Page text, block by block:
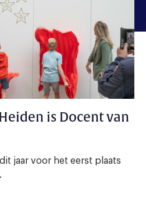
is Docent van
jaar voor het eerst plaats